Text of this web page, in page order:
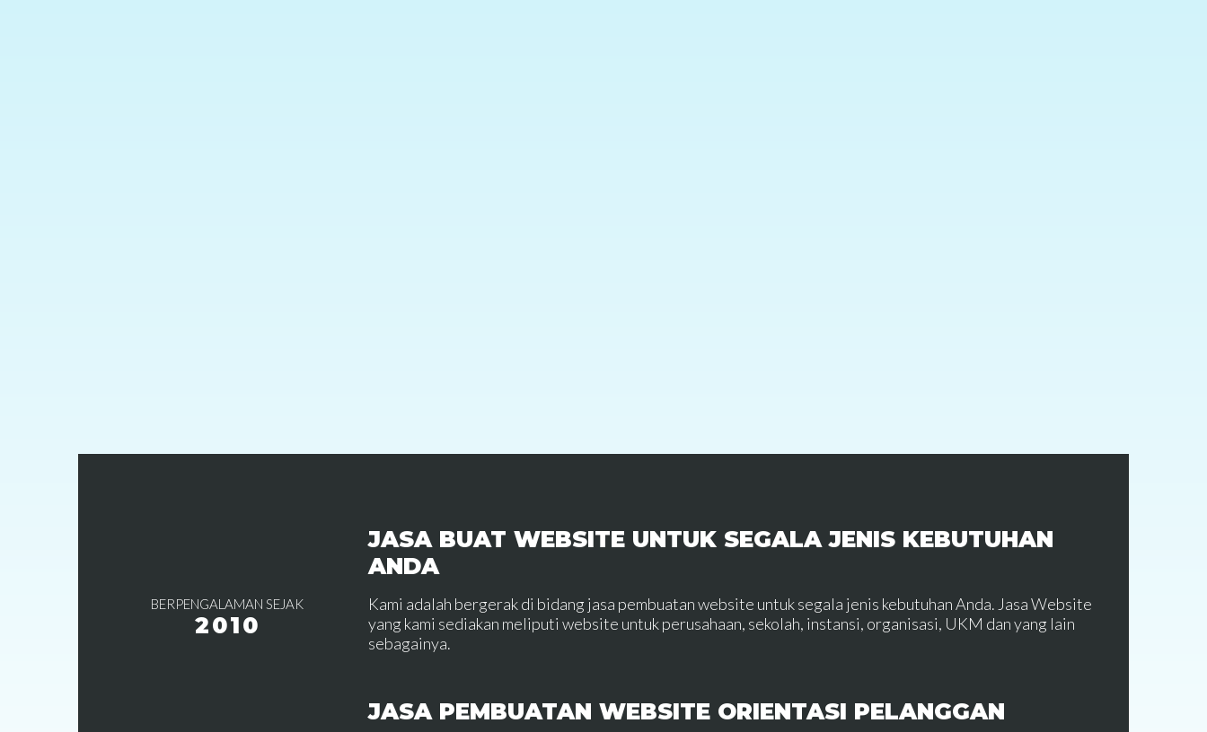
BERPENGALAMAN SEJAK
2010
JASA BUAT WEBSITE UNTUK SEGALA JENIS KEBUTUHAN
ANDA
Kami adalah bergerak di bidang jasa pembuatan website untuk segala jenis kebutuhan Anda. Jasa Website
yang kami sediakan meliputi website untuk perusahaan, sekolah, instansi, organisasi, UKM dan yang lain
sebagainya.
JASA PEMBUATAN WEBSITE ORIENTASI PELANGGAN